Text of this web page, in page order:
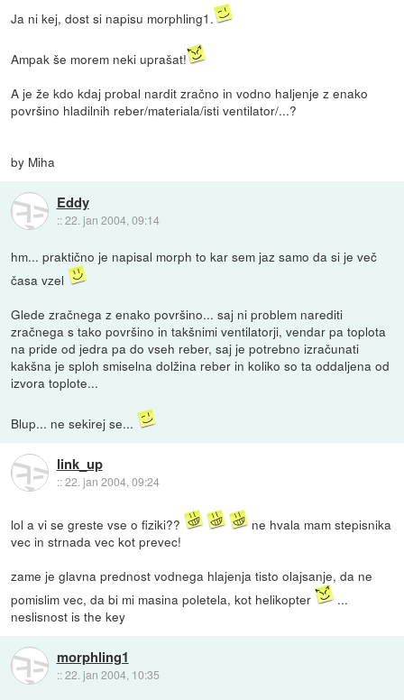
Ja ni kej, dost si napisu morphling1.
Ampak še morem neki uprašat!
A je že kdo kdaj probal nardit zračno in vodno haljenje z enako
površino hladilnih reber/materiala/isti ventilator/...?
by Miha
Eddy
::22. jan 2004, 09:14
hm... praktično je napisal morph to kar sem jaz samo da si je več
časa vzel
Glede zračnega z enako površino... saj ni problem narediti
zračnega s tako površino in takšnimi ventilatorji, vendar pa toplota
na pride od jedra pa do vseh reber, saj je potrebno izračunati
kakšna je sploh smiselna dolžina reber in koliko so ta oddaljena od
izvora toplote...
Blup... ne sekirej se...
link_up
::22. jan 2004, 09:24
lol a vi se greste vse o fiziki??
ne hvala mam stepisnika
vec in strnada vec kot prevec!
zame je glavna prednost vodnega hlajenja tisto olajsanje, da ne
pomislim vec, da bi mi masina poletela, kot helikopter
...
neslisnost is the key
morphling1
::22. jan 2004, 10:35